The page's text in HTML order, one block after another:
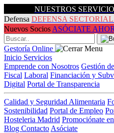
NUESTROS
Defensa DEFENSA SECTORIAL
Nuevos Socios ASÓCIATE
Gestoría Online
Inicio Servicios
Emprende con Nosotros Gestión
Fiscal Laboral Financiación y
Digital Portal de Transparencia
Calidad y Seguridad Alimentaria
Sostenibilidad Portal de Empleo
Hosteleria Madrid Promociónate
Blog Contacto Asóciate